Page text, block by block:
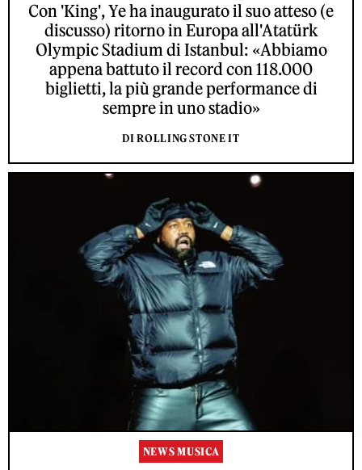
Con 'King', Ye ha inaugurato il suo atteso (e
discusso) ritorno in Europa all'Atatürk
Olympic Stadium di Istanbul: «Abbiamo
appena battuto il record con 118.000
biglietti, la più grande performance di
sempre in uno stadio»
DI ROLLING STONE IT
NEWS MUSICA